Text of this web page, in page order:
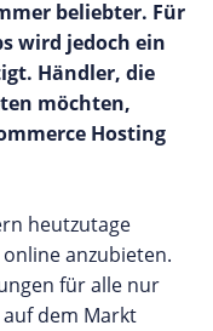
beliebter. Für
wird jedoch ein
Händler, die
möchten,
Hosting
heutzutage
anzubieten.
für alle nur
dem Markt